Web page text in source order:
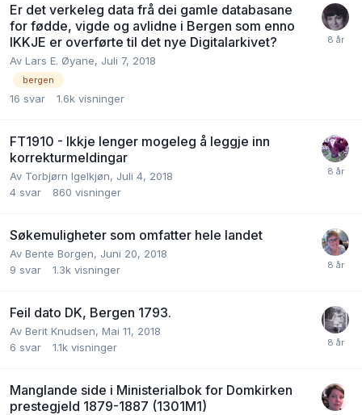
Er det verkeleg data frå dei gamle databasane
for fødde, vigde og avlidne i Bergen som enno
IKKJE er overførte til det nye Digitalarkivet?
Av Lars E. Øyane, Juli 7, 2018
bergen
16 svar 1.6k visninger
FT1910 - Ikkje lenger mogeleg å leggje inn
korrekturmeldingar
Av Torbjørn Igelkjøn, Juli 4, 2018
4 svar 860 visninger
Søkemuligheter som omfatter hele landet
Av Bente Borgen, Juni 20, 2018
9 svar 1.3k visninger
Feil dato DK, Bergen 1793.
Av Berit Knudsen, Mai 11, 2018
6 svar 1.1k visninger
Manglande side i Ministerialbok for Domkirken
prestegjeld 1879-1887 (1301M1)